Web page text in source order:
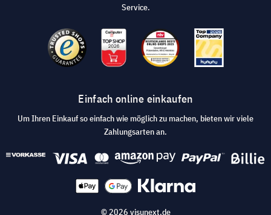
Service.
Einfach online einkaufen
Um Ihren Einkauf so einfach wie möglich zu machen, bieten wir viele
Zahlungsarten an.
© 2026 visunext.de